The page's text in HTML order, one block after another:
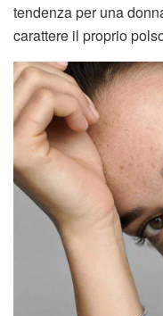
tendenza per una
carattere il proprio